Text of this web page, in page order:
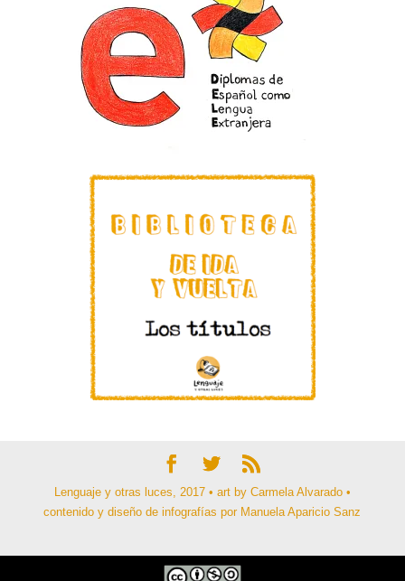
Lenguaje y otras luces, 2017 • art by Carmela Alvarado •
contenido y diseño de infografías por Manuela Aparicio Sanz